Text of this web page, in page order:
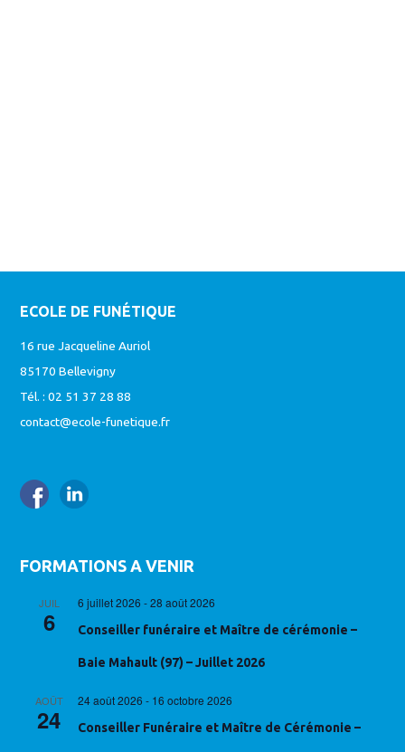
ECOLE DE FUNÉTIQUE
16 rue Jacqueline Auriol
85170 Bellevigny
Tél. : 02 51 37 28 88
contact@ecole-funetique.fr
FORMATIONS A VENIR
JUIL
6
6 juillet 2026 -28 août 2026
Conseiller funéraire et Maître de cérémonie –
Baie Mahault (97) – Juillet 2026
AOÛT
24
24 août 2026 - 16 octobre 2026
Conseiller Funéraire et Maître de Cérémonie –